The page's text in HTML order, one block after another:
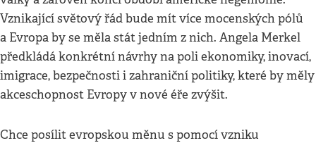
Vznikající světový řád bude mít více mocenských pólů
a Evropa by se měla stát jedním z nich. Angela Merkel
předkládá konkrétní návrhy na poli ekonomiky, inovací,
imigrace, bezpečnosti i zahraniční politiky, které by měly
akceschopnost Evropy v nové éře zvýšit.
Chce posílit evropskou měnu s pomocí vzniku